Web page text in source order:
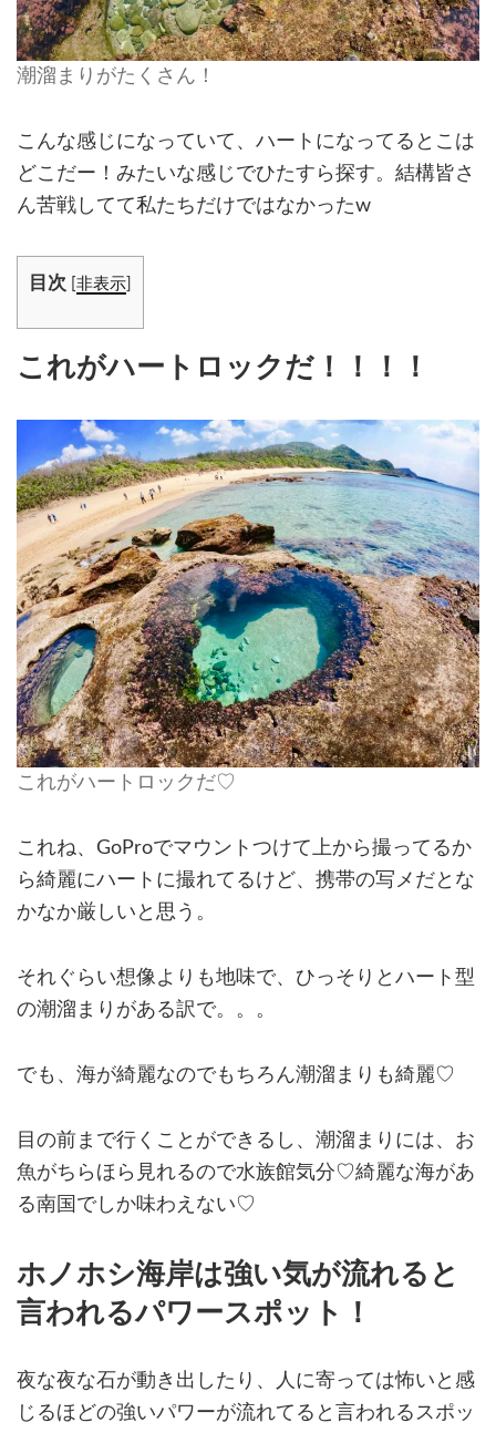
潮溜まりがたくさん！
こんな感じになっていて、ハートになってるとこは
どこだー！みたいな感じでひたすら探す。結構皆さ
ん苦戦してて私たちだけではなかったw
目次 非表示
これがハートロックだ！！！！
これがハートロックだ♡
これね、GoProでマウントつけて上から撮ってるか
ら綺麗にハートに撮れてるけど、携帯の写メだとな
かなか厳しいと思う。
それぐらい想像よりも地味で、ひっそりとハート型
の潮溜まりがある訳で。。。
でも、海が綺麗なのでもちろん潮溜まりも綺麗♡
目の前まで行くことができるし、潮溜まりには、お
魚がちらほら見れるので水族館気分♡綺麗な海があ
る南国でしか味わえない♡
ホノホシ海岸は強い気が流れると
言われるパワースポット！
夜な夜な石が動き出したり、人に寄っては怖いと感
じるほどの強いパワーが流れてると言われるスポッ